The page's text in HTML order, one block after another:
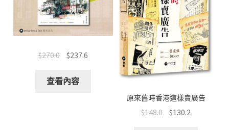
$270.0 $237.6
查看內容
原來舊時香港這樣賣廣告
$148.0 $130.2